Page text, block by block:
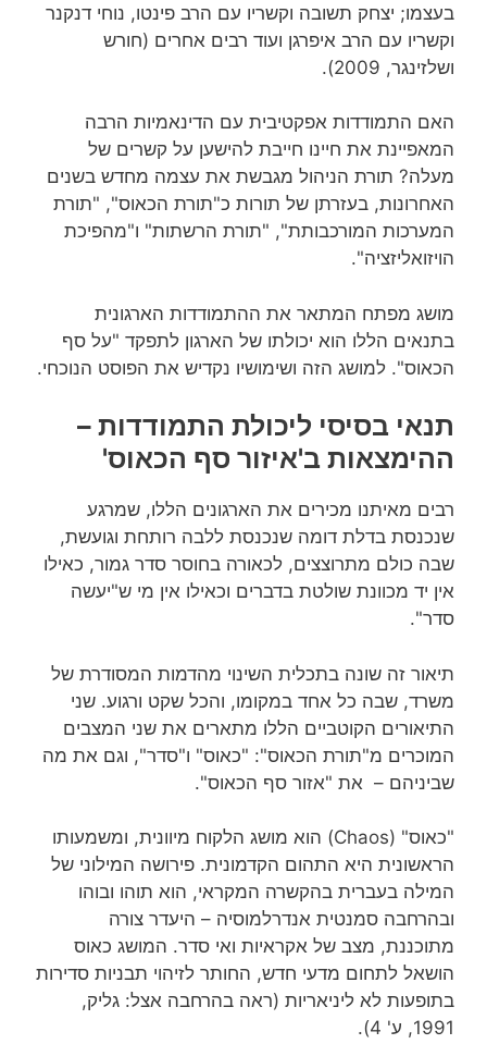
בעצמו; יצחק תשובה וקשריו עם הרב פינטו, נוחי דנקנר
וקשריו עם הרב איפרגן ועוד רבים אחרים (חורש
ושלזינגר, 2009).
האם התמודדות אפקטיבית עם הדינאמיות הרבה
המאפיינת את חיינו חייבת להישען על קשרים של
מעלה? תורת הניהול מגבשת את עצמה מחדש בשנים
האחרונות, בעזרתן של תורות כ"תורת הכאוס", "תורת
המערכות המורכבותת", "תורת הרשתות" ו"מהפיכת
הויזואליזציה".
מושג מפתח המתאר את ההתמודדות הארגונית
בתנאים הללו הוא יכולתו של הארגון לתפקד "על סף
הכאוס". למושג הזה ושימושיו נקדיש את הפוסט הנוכחי.
תנאי בסיסי ליכולת התמודדות –
ההימצאות ב'איזור סף הכאוס'
רבים מאיתנו מכירים את הארגונים הללו, שמרגע
שנכנסת בדלת דומה שנכנסת ללבה רותחת וגועשת,
שבה כולם מתרוצצים, לכאורה בחוסר סדר גמור, כאילו
אין יד מכוונת שולטת בדברים וכאילו אין מי ש"יעשה
סדר".
תיאור זה שונה בתכלית השינוי מהדמות המסודרת של
משרד, שבה כל אחד במקומו, והכל שקט ורגוע. שני
התיאורים הקוטביים הללו מתארים את שני המצבים
המוכרים מ"תורת הכאוס": "כאוס" ו"סדר", וגם את מה
שביניהם – את "אזור סף הכאוס".
"כאוס" (Chaos) הוא מושג הלקוח מיוונית, ומשמעותו
הראשונית היא התהום הקדמונית. פירושה המילוני של
המילה בעברית בהקשרה המקראי, הוא תוהו ובוהו
ובהרחבה סמנטית אנדרלמוסיה – היעדר צורה
מתוכננת, מצב של אקראיות ואי סדר. המושג כאוס
הושאל לתחום מדעי חדש, החותר לזיהוי תבניות סדירות
בתופעות לא ליניאריות (ראה בהרחבה אצל: גליק,
1991, ע' 4).